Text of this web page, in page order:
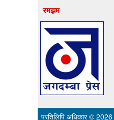
रमझम
प्रतिलिपि अधिकार © 2026